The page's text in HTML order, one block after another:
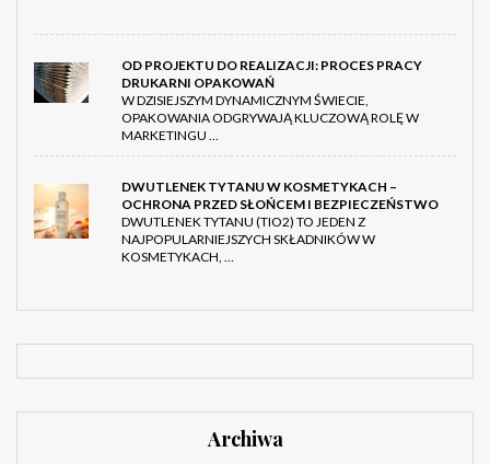
OD PROJEKTU DO REALIZACJI: PROCES PRACY
DRUKARNI OPAKOWAŃ
W DZISIEJSZYM DYNAMICZNYM ŚWIECIE,
OPAKOWANIA ODGRYWAJĄ KLUCZOWĄ ROLĘ W
MARKETINGU …
DWUTLENEK TYTANU W KOSMETYKACH –
OCHRONA PRZED SŁOŃCEM I BEZPIECZEŃSTWO
DWUTLENEK TYTANU (TIO2) TO JEDEN Z
NAJPOPULARNIEJSZYCH SKŁADNIKÓW W
KOSMETYKACH, …
Archiwa